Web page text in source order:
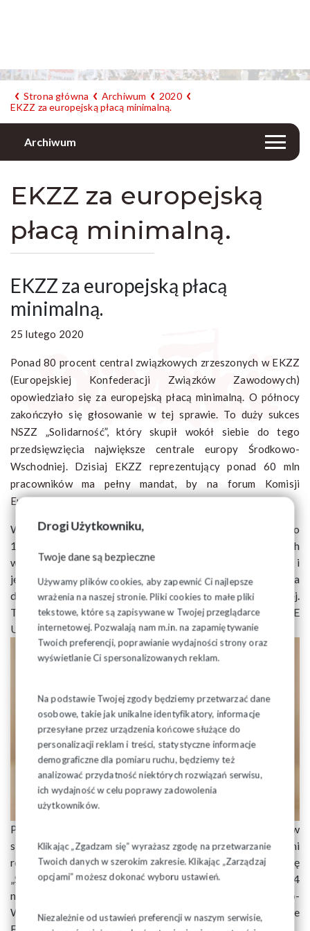
Drogi Użytkowniku,
Twoje dane są bezpieczne
Używamy plików cookies, aby zapewnić Ci najlepsze
wrażenia na naszej stronie. Pliki cookies to małe pliki
tekstowe, które są zapisywane w Twojej przeglądarce
internetowej. Pozwalają nam m.in. na zapamiętywanie
Twoich preferencji, poprawianie wydajności strony oraz
wyświetlanie Ci spersonalizowanych reklam.
Na podstawie Twojej zgody będziemy przetwarzać dane
osobowe, takie jak unikalne identyfikatory, informacje
przesyłane przez urządzenia końcowe służące do
personalizacji reklam i treści, statystyczne informacje
demograficzne dla pomiaru ruchu, będziemy też
analizować przydatność niektórych rozwiązań serwisu,
ich wydajność w celu poprawy zadowolenia
użytkowników.
Klikając „Zgadzam się” wyrażasz zgodę na przetwarzanie
Twoich danych w szerokim zakresie. Klikając „Zarządzaj
opcjami” możesz dokonać wyboru ustawień.
Niezależnie od ustawień preferencji w naszym serwisie,
Strona główna Archiwum
2020
EKZZ za europejską płacą minimalną.
Archiwum
EKZZ za europejską
płacą minimalną.
EKZZ za europejską płacą
minimalną.
25 lutego 2020
Ponad 80 procent central związkowych zrzeszonych w EKZZ
(Europejskiej Konfederacji Związków Zawodowych)
opowiedziało się za europejską płacą minimalną. O północy
zakończyło się głosowanie w tej sprawie. To duży sukces
NSZZ „Solidarność”, który skupił wokół siebie do tego
przedsięwzięcia największe centrale europy Środkowo-
Wschodniej. Dzisiaj EKZZ reprezentujący ponad 60 mln
pracowników ma pełny mandat, by na forum Komisji
Europejskiej zabiegać o nową dyrektywę.
W głosowaniu korespondencyjnym, które zakończyło się o
12. w nocy, ponad 80 proc. central związkowych zrzeszonych
w EKZZ opowiedziało się za zobowiązaniem Konfederacji i
jej przewodniczącego Luci Visentininiego do podjęcia
działań na rzecz dyrektywy o europejskiej płacy minimalnej.
Taką dyrektywę zapowiedziała nowa przewodnicząca KE
Ursula von der Leyen.
Przeciwne były centrale związkowe z krajów
skandynawskich i Słowacja, które lobbują za innymi
rozwiązaniami. Takiemu podejściu sprzeciwiła się
„Solidarność”. W listopadzie ub. roku z jej inicjatywy 24
największe centrale związkowe Europy Środkowo-
Wschodniej stworzyły wspólny front wspierając władze